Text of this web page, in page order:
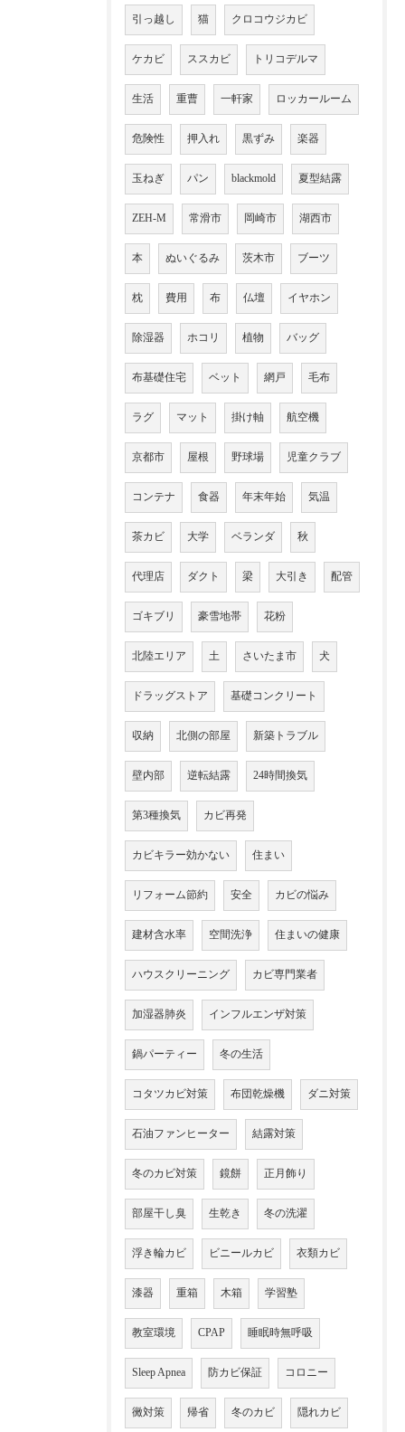
引っ越し 猫 クロコウジカビ
ケカビ ススカビ トリコデルマ
生活 重曹 一軒家 ロッカールーム
危険性 押入れ 黒ずみ 楽器
玉ねぎ パン blackmold 夏型結露
ZEH-M 常滑市 岡崎市 湖西市
本 ぬいぐるみ 茨木市 ブーツ
枕 費用 布 仏壇 イヤホン
除湿器 ホコリ 植物 バッグ
布基礎住宅 ベット 網戸 毛布
ラグ マット 掛け軸 航空機
京都市 屋根 野球場 児童クラブ
コンテナ 食器 年末年始 気温
茶カビ 大学 ベランダ 秋
代理店 ダクト 梁 大引き 配管
ゴキブリ 豪雪地帯 花粉
北陸エリア 土 さいたま市 犬
ドラッグストア 基礎コンクリート
収納 北側の部屋 新築トラブル
壁内部 逆転結露 24時間換気
第3種換気 カビ再発
カビキラー効かない 住まい
リフォーム節約 安全 カビの悩み
建材含水率 空間洗浄 住まいの健康
ハウスクリーニング カビ専門業者
加湿器肺炎 インフルエンザ対策
鍋パーティー 冬の生活
コタツカビ対策 布団乾燥機 ダニ対策
石油ファンヒーター 結露対策
冬のカビ対策 鏡餅 正月飾り
部屋干し臭 生乾き 冬の洗濯
浮き輪カビ ビニールカビ 衣類カビ
漆器 重箱 木箱 学習塾
教室環境 CPAP 睡眠時無呼吸
Sleep Apnea 防カビ保証 コロニー
黴対策 帰省 冬のカビ 隠れカビ